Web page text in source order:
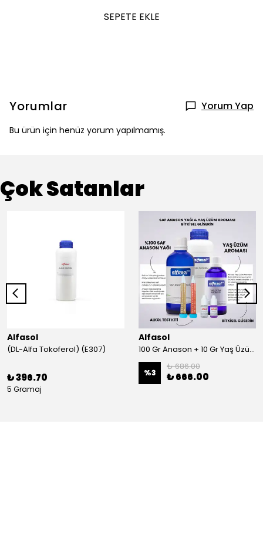
SEPETE EKLE
Yorumlar Yorum Yap
Bu ürün için henüz yorum yapılmamış.
Çok Satanlar
Alfasol
(DL-Alfa Tokoferol) (E307)
₺ 396.70
5 Gramaj
Alfasol
100 Gr Anason + 10 Gr Yaş Üzüm + 250 Gr Gliserin + Alkol Test Kiti
%3
₺ 686.00
₺ 666.00